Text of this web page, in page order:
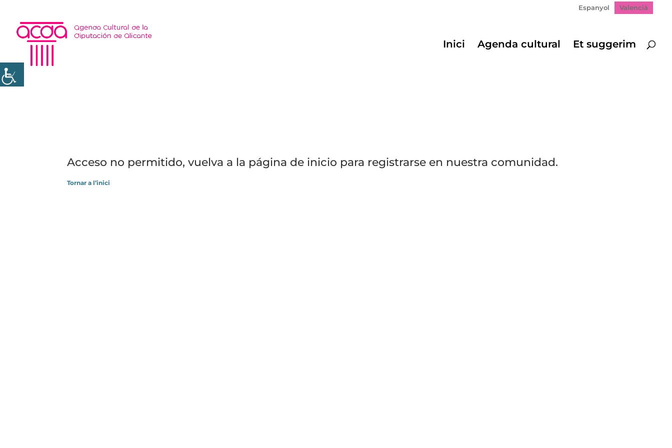
Espanyol Valencià
Inici Agenda cultural Et suggerim
Acceso no permitido, vuelva a la página de inicio para registrarse en nuestra comunidad.
Tornar a l’inici